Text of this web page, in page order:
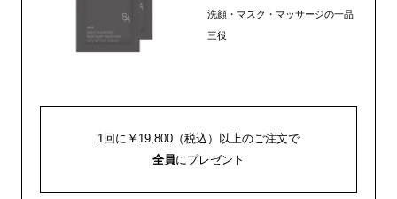
洗顔・マスク・マッサージの一品
三役
1回に￥19,800（税込）以上のご注文で
全員にプレゼント